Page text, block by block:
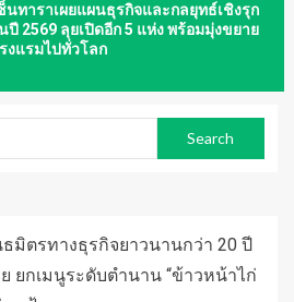
นทาราเผยแผนธุรกิจและกลยุทธ์เชิงรุก
ปี 2569 ลุยเปิดอีก 5 แห่ง พร้อมมุ่งขยาย
งแรมไปทั่วโลก
ธมิตรทางธุรกิจยาวนานกว่า 20 ปี
ยกเมนูระดับตำนาน “ข้าวหน้าไก่